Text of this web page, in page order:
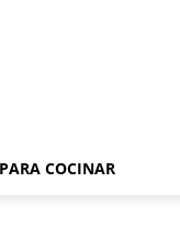
COCINAR